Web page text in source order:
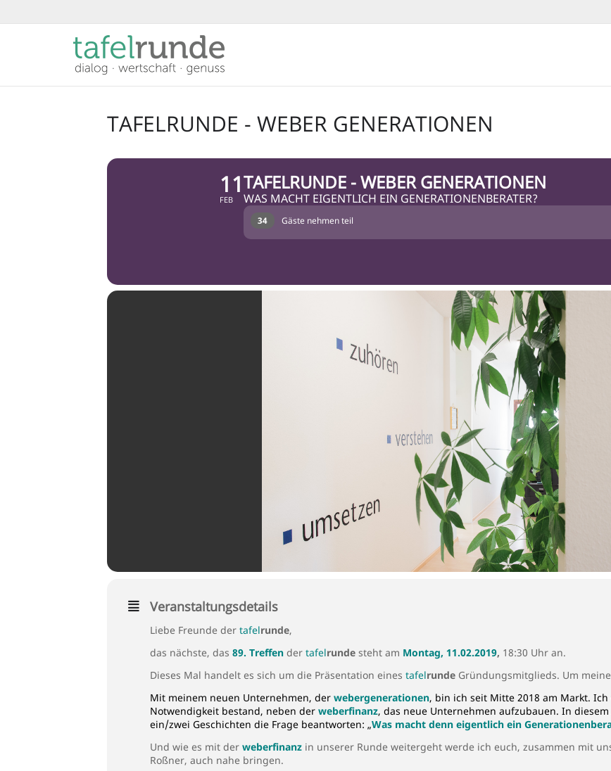
TAFELRUNDE - WEBER GENERATIONEN
11
FEB
TAFELRUNDE - WEBER GENERATIONEN
WAS MACHT EIGENTLICH EIN GENERATIONENBERATER?
34 Gäste nehmen teil
Veranstaltungsdetails
Liebe Freunde der tafelrunde,
das nächste, das 89. Treffen der tafelrunde steht am Montag, 11.02.2019, 18:30 Uhr an.
Dieses Mal handelt es sich um die Präsentation eines tafelrunde Gründungsmitglieds. Um
Mit meinem neuen Unternehmen, der webergenerationen, bin ich seit Mitte 2018 am Markt.
Notwendigkeit bestand, neben der weberfinanz, das neue Unternehmen aufzubauen. In
ein/zwei Geschichten die Frage beantworten: „Was macht denn eigentlich ein
Und wie es mit der weberfinanz in unserer Runde weitergeht werde ich euch, zusammen mit
Roßner, auch nahe bringen.